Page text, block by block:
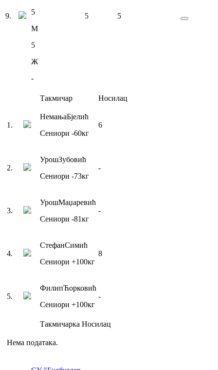
9.
5
М
5
Ж
-
5 5
Такмичар Носилац
1 .
НемањаБјелић
Сениори -60кг
6
2.
УрошЗубовић
Сениори -73кг
-
3.
УрошМаџаревић
Сениори -81кг
-
4.
СтефанСимић
Сениори +100кг
8
5.
ФилипЋорковић
Сениори +100кг
-
Такмичарка Носилац
Нема података.